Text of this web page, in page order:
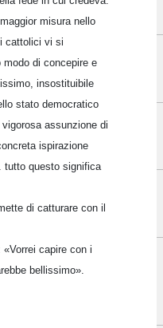
misura nello
cattolici vi si
di concepire e
insostituibile
stato democratico
assunzione di
ispirazione
tutto questo significa
di catturare con il
capire con i
bellissimo».